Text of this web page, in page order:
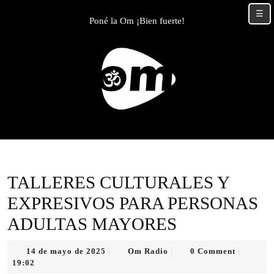
Poné la Om ¡Bien fuerte!
TALLERES CULTURALES Y
EXPRESIVOS PARA PERSONAS
ADULTAS MAYORES
14 de mayo de 2025 Om Radio 0 Comment
19:02
☰